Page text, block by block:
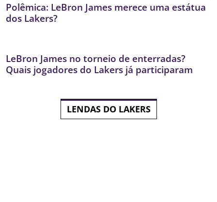
Polêmica: LeBron James merece uma estátua
dos Lakers?
LeBron James no torneio de enterradas?
Quais jogadores do Lakers já participaram
LENDAS DO LAKERS